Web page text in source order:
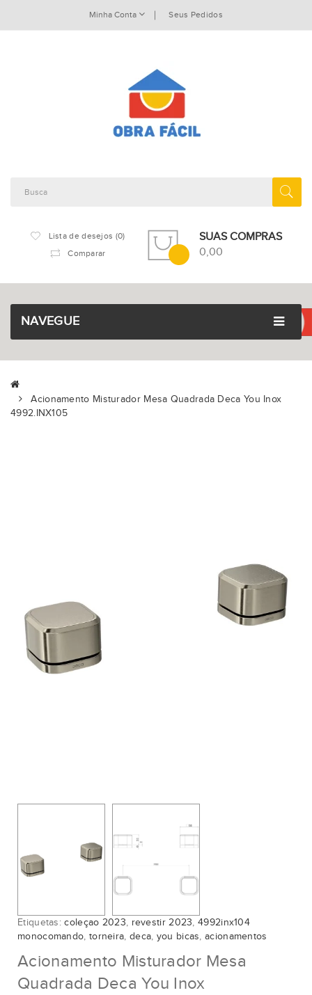
Minha Conta Seus Pedidos
Lista de desejos (0)
Comparar
SUAS COMPRAS
0,00
NAVEGUE
Acionamento Misturador Mesa Quadrada Deca You Inox
4992.INX105
Etiquetas:coleçao 2023, revestir 2023,4992inx104
monocomando, torneira, deca, you bicas,acionamentos
Acionamento Misturador Mesa
Quadrada Deca You Inox